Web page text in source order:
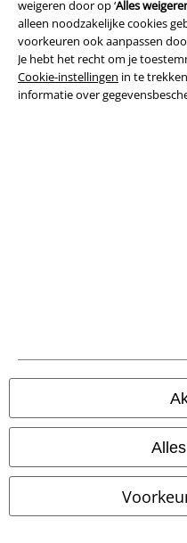
weigeren door op ‘Alles
alleen noodzakelijke cookies
voorkeuren ook aanpassen
Je hebt het recht om je
Cookie-instellingen in te
informatie over